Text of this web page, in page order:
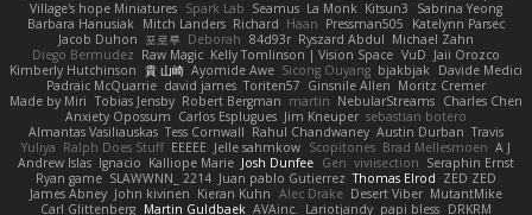
Village's hope Miniatures Spark Lab Seamus La Monk Kitsun3
Sabrina Yeong
Barbara Hanusiak Mitch Landers Richard Haan Pressman505
Katelynn Parsec
Jacob Duhon 포로루 Deborah 84d93r Ryszard Abdul Michael Zahn
Diego Bermudez Raw Magic Kelly Tomlinson | Vision Space VuD Jaii Orozco
Kimberly Hutchinson 貴 山崎 Ayomide Awe Sicong Ouyang bjakbjak Davide Medici
Padraic McQuarrie david james Toriten57 Ginsnile Allen Moritz Cremer
Made by Miri Tobias Jensby Robert Bergman martin NebularStreams Charles Chen
Anxiety Opossum Carlos Esplugues Jim Kneuper sebastian botero
Almantas Vasiliauskas Tess Cornwall Rahul Chandwaney Austin Durban Travis
Yuliya Ralph Does Stuff EEEEE Jelle sahmkow Scopitones Brad Mellesmoen A J
Andrew Islas Ignacio Kalliope Marie Josh Dunfee Gen viviisection Seraphin Ernst
Ryan game SLAWWNN_ 2214 Juan pablo Gutierrez Thomas Elrod ZED ZED
James Abney John kivinen Kieran Kuhn Alec Drake Desert Viber MutantMike
Carl Glittenberg Martin Guldbaek AVAinc. Lariotjandy papi bless DRKRM